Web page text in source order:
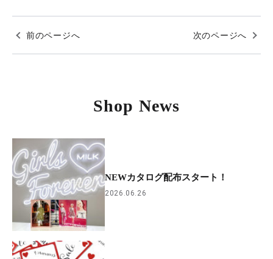
前のページへ 次のページへ
Shop News
NEWカタログ配布スタート！
2026.06.26